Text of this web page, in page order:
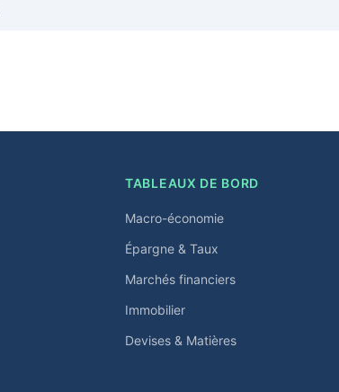
TABLEAUX DE BORD
Macro-économie
Épargne & Taux
Marchés financiers
Immobilier
Devises & Matières